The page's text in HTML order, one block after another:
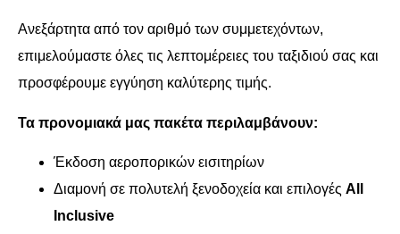
Ανεξάρτητα από τον αριθμό των συμμετεχόντων,
επιμελούμαστε όλες τις λεπτομέρειες του ταξιδιού σας και
προσφέρουμε εγγύηση καλύτερης τιμής.
Τα προνομιακά μας πακέτα περιλαμβάνουν:
Έκδοση αεροπορικών εισιτηρίων
Διαμονή σε πολυτελή ξενοδοχεία και επιλογές All
Inclusive